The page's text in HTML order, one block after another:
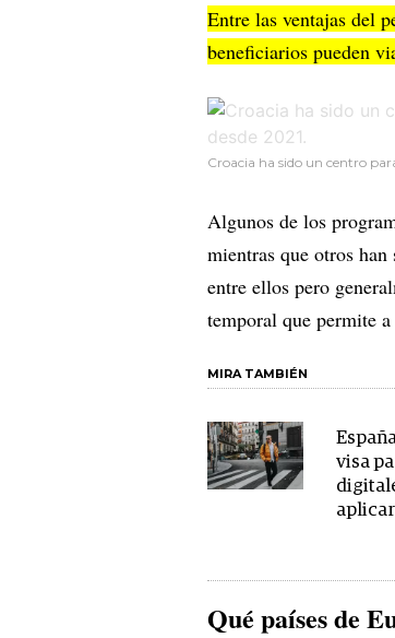
Entre las ventajas del
beneficiarios pueden
Croacia ha sido un centro
Algunos de los
mientras que otros
entre ellos pero
temporal que permite
MIRA TAMBIÉN
visa
aplicar
Qué países de